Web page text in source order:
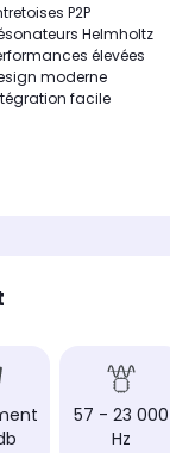
P2P
Helmholtz
élevées
moderne
facile
en fréquence
57 - 23 000
Hz